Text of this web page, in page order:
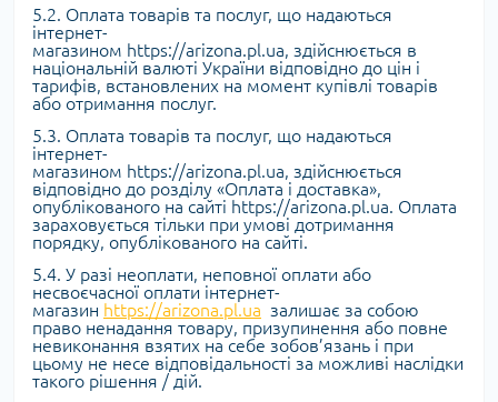
5.2. Оплата товарів та послуг, що надаються
інтернет-
магазином https://arizona.pl.ua, здійснюється в
національній валюті України відповідно до цін і
тарифів, встановлених на момент купівлі товарів
або отримання послуг.
5.3. Оплата товарів та послуг, що надаються
інтернет-
магазином https://arizona.pl.ua, здійснюється
відповідно до розділу «Оплата і доставка»,
опублікованого на сайті https://arizona.pl.ua. Оплата
зараховується тільки при умові дотримання
порядку, опублікованого на сайті.
5.4. У разі неоплати, неповної оплати або
несвоєчасної оплати інтернет-
магазин https://arizona.pl.ua залишає за собою
право ненадання товару, призупинення або повне
невиконання взятих на себе зобов’язань і при
цьому не несе відповідальності за можливі наслідки
такого рішення / дій.